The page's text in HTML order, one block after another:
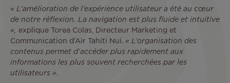
« L’amélioration de l’expérience utilisateur a été au cœur
de notre réflexion. La navigation est plus fluide et intuitive
», explique Torea Colas, Directeur Marketing et
Communication d’Air Tahiti Nui. « L’organisation des
contenus permet d’accéder plus rapidement aux
informations les plus souvent recherchées par les
utilisateurs ».